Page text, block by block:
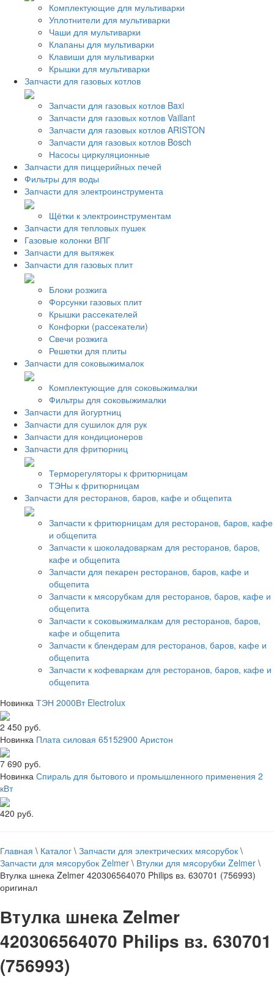
Комплектующие для мультиварки
Уплотнители для мультиварки
Чаши для мультиварки
Клапаны для мультиварки
Клавиши для мультиварки
Крышки для мультиварки
Запчасти для газовых котлов
Запчасти для газовых котлов Baxi
Запчасти для газовых котлов Vaillant
Запчасти для газовых котлов ARISTON
Запчасти для газовых котлов Bosch
Насосы циркуляционные
Запчасти для пиццерийных печей
Фильтры для воды
Запчасти для электроинструмента
Щётки к электроинструментам
Запчасти для тепловых пушек
Газовые колонки ВПГ
Запчасти для вытяжек
Запчасти для газовых плит
Блоки розжига
Форсунки газовых плит
Крышки рассекателей
Конфорки (рассекатели)
Свечи розжига
Решетки для плиты
Запчасти для соковыжималок
Комплектующие для соковыжималки
Фильтры для соковыжималки
Запчасти для йогуртниц
Запчасти для сушилок для рук
Запчасти для кондиционеров
Запчасти для фритюрниц
Терморегуляторы к фритюрницам
ТЭНы к фритюрницам
Запчасти для ресторанов, баров, кафе и общепита
Запчасти к фритюрницам для ресторанов, баров, кафе
и общепита
Запчасти к шоколадоваркам для ресторанов, баров,
кафе и общепита
Запчасти для пекарен ресторанов, баров, кафе и
общепита
Запчасти к мясорубкам для ресторанов, баров, кафе и
общепита
Запчасти к соковыжималкам для ресторанов, баров,
кафе и общепита
Запчасти к блендерам для ресторанов, баров, кафе и
общепита
Запчасти к кофеваркам для ресторанов, баров, кафе и
общепита
Новинка ТЭН 2000Вт Electrolux
2 450 руб.
Новинка Плата силовая 65152900 Аристон
7 690 руб.
Новинка Спираль для бытового и промышленного применения 2
кВт
420 руб.
Главная \ Каталог \ Запчасти для электрических мясорубок \
Запчасти для мясорубок Zelmer \ Втулки для мясорубки Zelmer \
Втулка шнека Zelmer 420306564070 Philips вз. 630701 (756993)
оригинал
Втулка шнека Zelmer
420306564070 Philips вз. 630701
(756993)